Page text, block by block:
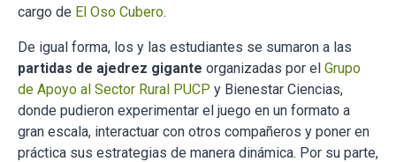
cargo de El Oso Cubero.
De igual forma, los y las estudiantes se sumaron a las
partidas de ajedrez gigante organizadas por el Grupo
de Apoyo al Sector Rural PUCP y Bienestar Ciencias,
donde pudieron experimentar el juego en un formato a
gran escala, interactuar con otros compañeros y poner en
práctica sus estrategias de manera dinámica. Por su parte,